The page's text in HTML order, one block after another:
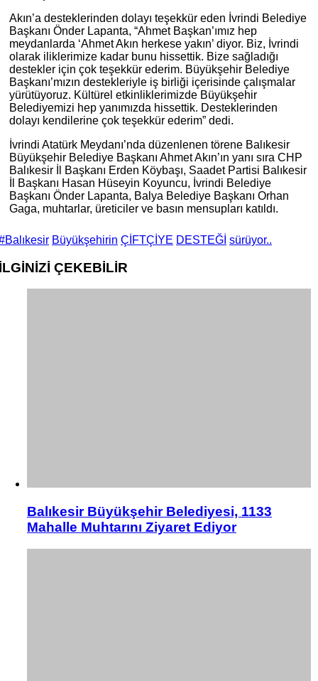
Akın’a desteklerinden dolayı teşekkür eden İvrindi Belediye
Başkanı Önder Lapanta, “Ahmet Başkan’ımız hep
meydanlarda ‘Ahmet Akın herkese yakın’ diyor. Biz, İvrindi
olarak iliklerimize kadar bunu hissettik. Bize sağladığı
destekler için çok teşekkür ederim. Büyükşehir Belediye
Başkanı’mızın destekleriyle iş birliği içerisinde çalışmalar
yürütüyoruz. Kültürel etkinliklerimizde Büyükşehir
Belediyemizi hep yanımızda hissettik. Desteklerinden
dolayı kendilerine çok teşekkür ederim” dedi.
İvrindi Atatürk Meydanı’nda düzenlenen törene Balıkesir
Büyükşehir Belediye Başkanı Ahmet Akın’ın yanı sıra CHP
Balıkesir İl Başkanı Erden Köybaşı, Saadet Partisi Balıkesir
İl Başkanı Hasan Hüseyin Koyuncu, İvrindi Belediye
Başkanı Önder Lapanta, Balya Belediye Başkanı Orhan
Gaga, muhtarlar, üreticiler ve basın mensupları katıldı.
Büyükşehirin ÇİFTÇİYE DESTEĞİ sürüyor..
ÇEKEBİLİR
Balıkesir Büyükşehir Belediyesi, 1133
Mahalle Muhtarını Ziyaret Ediyor